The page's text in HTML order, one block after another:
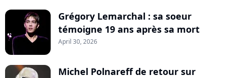
Grégory Lemarchal : sa soeur
témoigne 19 ans après sa mort
April 30, 2026
Michel Polnareff de retour sur